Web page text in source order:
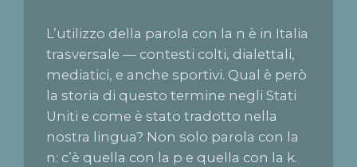
L’utilizzo della parola con la n è in Italia
trasversale — contesti colti, dialettali,
mediatici, e anche sportivi. Qual è però
la storia di questo termine negli Stati
Uniti e come è stato tradotto nella
nostra lingua? Non solo parola con la
n: c’è quella con la p e quella con la k.